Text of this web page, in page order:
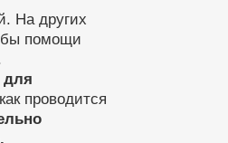
На других
помощи
для
проводится